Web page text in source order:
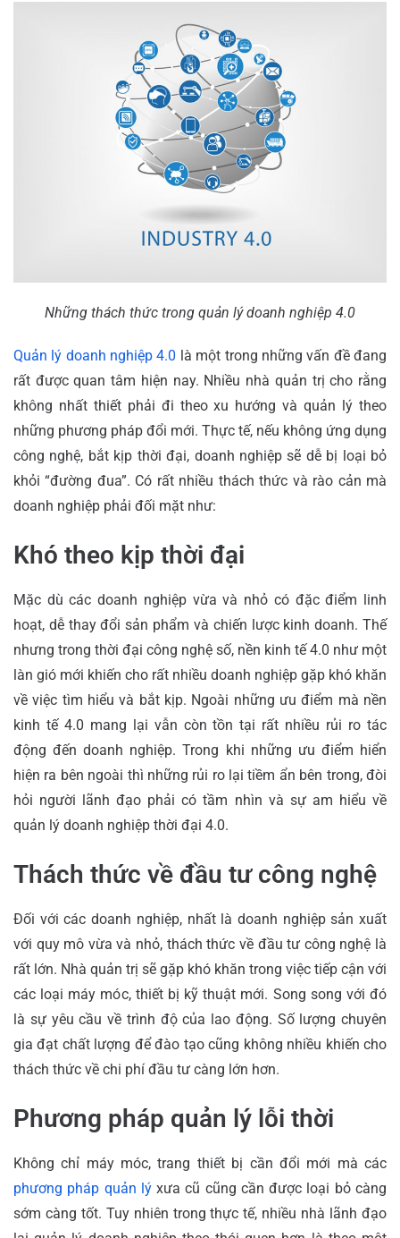
Những thách thức trong quản lý doanh nghiệp 4.0
Quản lý doanh nghiệp 4.0 là một trong những vấn đề đang
rất được quan tâm hiện nay. Nhiều nhà quản trị cho rằng
không nhất thiết phải đi theo xu hướng và quản lý theo
những phương pháp đổi mới. Thực tế, nếu không ứng dụng
công nghệ, bắt kịp thời đại, doanh nghiệp sẽ dễ bị loại bỏ
khỏi “đường đua”. Có rất nhiều thách thức và rào cản mà
doanh nghiệp phải đối mặt như:
Khó theo kịp thời đại
Mặc dù các doanh nghiệp vừa và nhỏ có đặc điểm linh
hoạt, dễ thay đổi sản phẩm và chiến lược kinh doanh. Thế
nhưng trong thời đại công nghệ số, nền kinh tế 4.0 như một
làn gió mới khiến cho rất nhiều doanh nghiệp gặp khó khăn
về việc tìm hiểu và bắt kịp. Ngoài những ưu điểm mà nền
kinh tế 4.0 mang lại vẫn còn tồn tại rất nhiều rủi ro tác
động đến doanh nghiệp. Trong khi những ưu điểm hiển
hiện ra bên ngoài thì những rủi ro lại tiềm ẩn bên trong, đòi
hỏi người lãnh đạo phải có tầm nhìn và sự am hiểu về
quản lý doanh nghiệp thời đại 4.0.
Thách thức về đầu tư công nghệ
Đối với các doanh nghiệp, nhất là doanh nghiệp sản xuất
với quy mô vừa và nhỏ, thách thức về đầu tư công nghệ là
rất lớn. Nhà quản trị sẽ gặp khó khăn trong việc tiếp cận với
các loại máy móc, thiết bị kỹ thuật mới. Song song với đó
là sự yêu cầu về trình độ của lao động. Số lượng chuyên
gia đạt chất lượng để đào tạo cũng không nhiều khiến cho
thách thức về chi phí đầu tư càng lớn hơn.
Phương pháp quản lý lỗi thời
Không chỉ máy móc, trang thiết bị cần đổi mới mà các
phương pháp quản lýxưa cũ cũng cần được loại bỏ càng
sớm càng tốt. Tuy nhiên trong thực tế, nhiều nhà lãnh đạo